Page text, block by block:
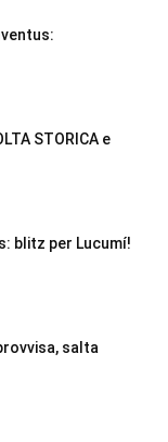
STORICA e
blitz per Lucumí!
salta